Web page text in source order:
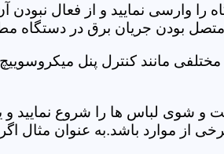
را وارسی نمایید و از فعال
متصل بودن جریان برق در دستگاه
مانند کنترل پنل
و شوی لباس ها را شروع نمایید
از موارد باشد.به عنوان مثال